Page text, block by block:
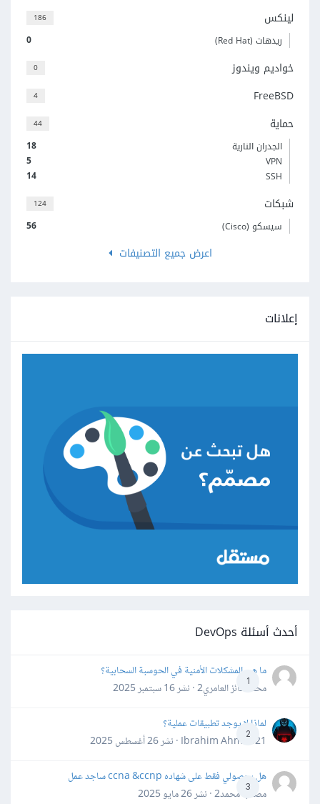
186 لينكس
0 ريدهات (Red Hat)
0 خواديم ويندوز
4 FreeBSD
44 حماية
18
الجدران النارية
5
VPN
14
SSH
124 شبكات
56 سيسكو (Cisco)
اعرض جميع التصنيفات
إعلانات
أحدث أسئلة DevOps
1
ما هي المشكلات الأمنية في الحوسبة السحابية؟
محمد فائز العامري2 · نشر
16 سبتمبر 2025
2
لماذا لا يوجد تطبيقات عملية؟
Ibrahim Ahmed21 · نشر
26 أغسطس 2025
3
هل بحصولي فقط على شهاده ccna &ccnp ساجد عمل
مصعب محمد2 · نشر
26 مايو 2025